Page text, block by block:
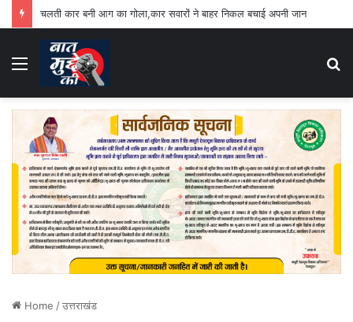
चलती कार बनी आग का गोला,कार सवारों ने बाहर निकल बचाई अपनी जान
Menu
Home /उत्तराखंड